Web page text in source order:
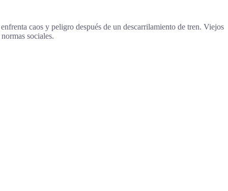
caos y peligro después de un descarrilamiento de tren. Viejos
sociales.